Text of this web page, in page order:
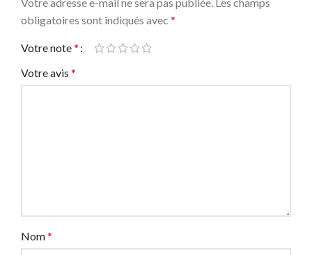
obligatoires sont indiqués avec *
Votre note*
Votre avis *
Nom*